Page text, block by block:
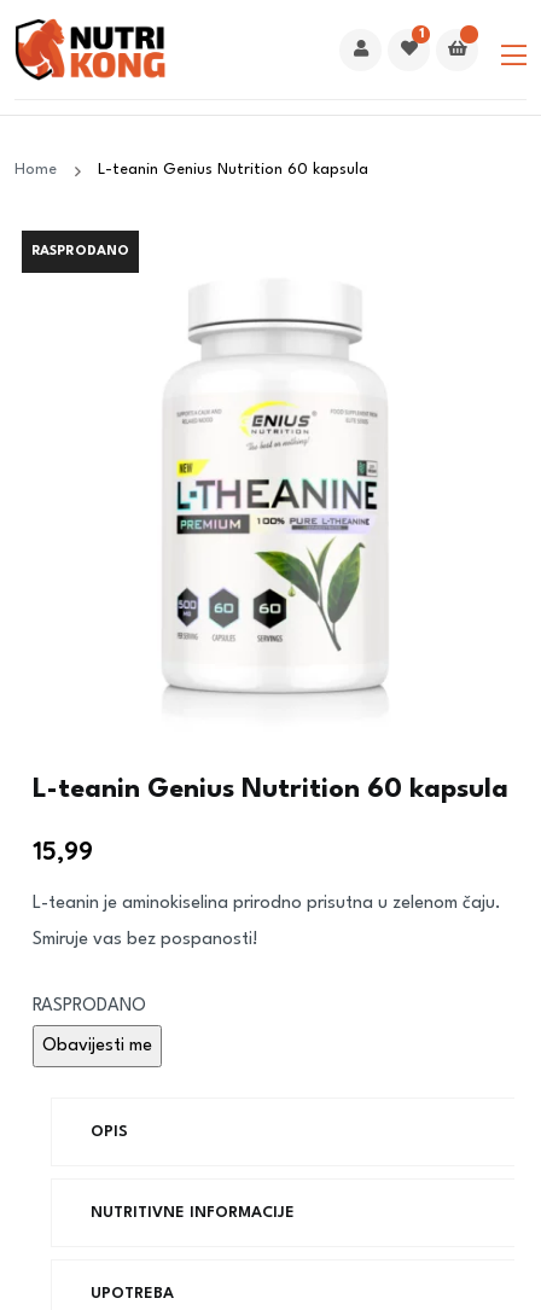
1
Home L-teanin Genius Nutrition 60 kapsula
RASPRODANO
L-teanin Genius Nutrition 60 kapsula
15,99
L-teanin je aminokiselina prirodno prisutna u zelenom čaju.
Smiruje vas bez pospanosti!
RASPRODANO
OPIS
NUTRITIVNE INFORMACIJE
UPOTREBA